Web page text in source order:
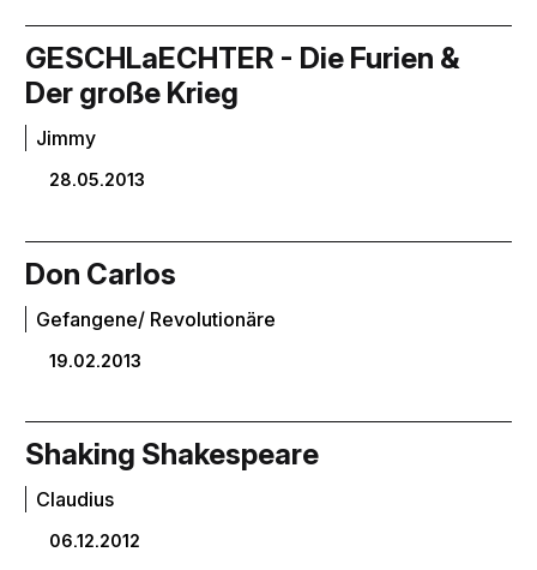
GESCHLaECHTER - Die Furien &
Der große Krieg
Jimmy
28.05.2013
Don Carlos
Gefangene/ Revolutionäre
19.02.2013
Shaking Shakespeare
Claudius
06.12.2012